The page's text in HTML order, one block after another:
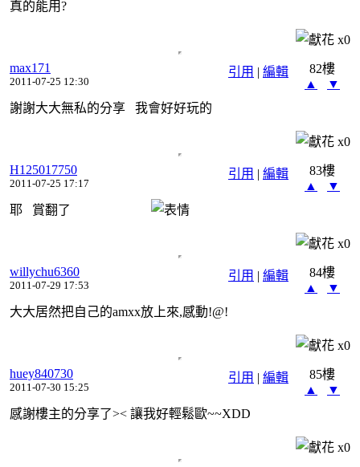
真的能用?
x0
引用 | 編輯
max171
2011-07-25 12:30
82樓
▲
▼
謝謝大大無私的分享 我會好好玩的
x0
引用 | 編輯
H125017750
2011-07-25 17:17
83樓
▲
▼
耶 賞翻了
x0
引用 | 編輯
willychu6360
2011-07-29 17:53
84樓
▲
▼
大大居然把自己的amxx放上來,感動!@!
x0
引用 | 編輯
huey840730
2011-07-30 15:25
85樓
▲
▼
感謝樓主的分享了>< 讓我好輕鬆歐~~XDD
x0